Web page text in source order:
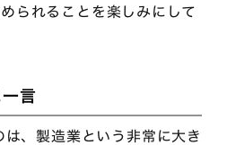
られることを楽しみにして
言
、製造業という非常に大き